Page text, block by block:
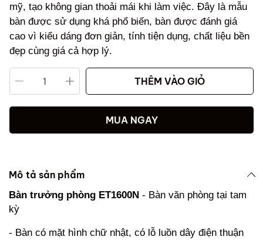
mỹ, tạo không gian thoải mái khi làm việc. Đây là mẫu
bàn được sử dụng khá phổ biến, bàn được đánh giá
cao vì kiểu dáng đơn giản, tính tiện dụng, chất liệu bền
đẹp cùng giá cả hợp lý.
THÊM VÀO GIỎ
MUA NGAY
Mô tả sản phẩm
Bàn trưởng phòng ET1600N - Bàn văn phòng tại tam
kỳ
- Bàn có mặt hình chữ nhật, có lỗ luồn dây điện thuận